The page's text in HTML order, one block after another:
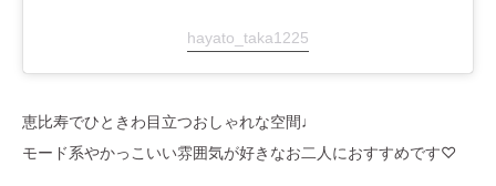
hayato_taka1225
恵比寿でひときわ目立つおしゃれな空間♩
モード系やかっこいい雰囲気が好きなお二人におすすめです♡